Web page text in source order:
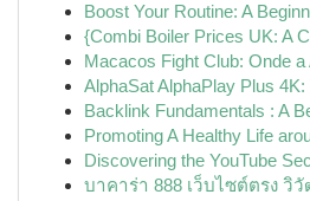
Boost Your Routine: A
{Combi Boiler Prices UK: A
Macacos Fight Club: Onde
AlphaSat AlphaPlay Plus
Backlink Fundamentals : A
Promoting A Healthy Life
Discovering the YouTube
บาคาร่า 888 เว็บไซต์ตรง วิ